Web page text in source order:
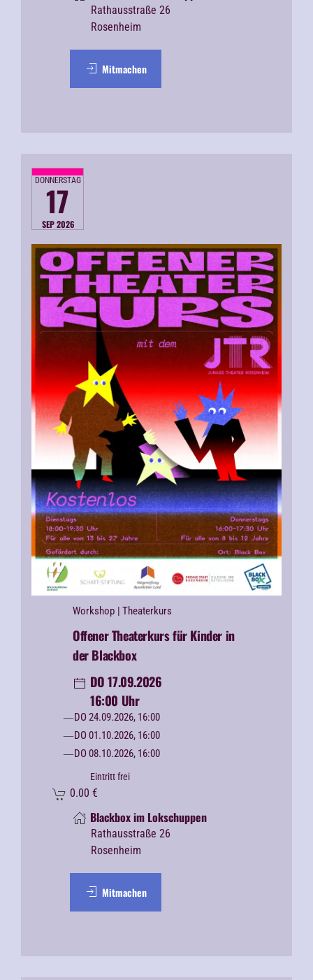
Rathausstraße 26
Rosenheim
Mitmachen
DONNERSTAG
17
SEP 2026
Workshop | Theaterkurs
Offener Theaterkurs für Kinder in
der Blackbox
DO 17.09.2026
16:00 Uhr
DO 24.09.2026, 16:00
DO 01.10.2026, 16:00
DO 08.10.2026, 16:00
Eintritt frei
0.00 €
Blackbox im Lokschuppen
Rathausstraße 26
Rosenheim
Mitmachen